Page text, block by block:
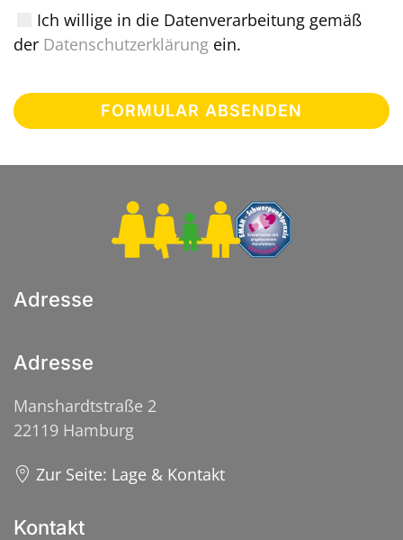
Ich willige in die Datenverarbeitung gemäß
der Datenschutzerklärung ein.
FORMULAR ABSENDEN
Adresse
Adresse
Manshardtstraße 2
22119 Hamburg
Zur Seite: Lage & Kontakt
Kontakt